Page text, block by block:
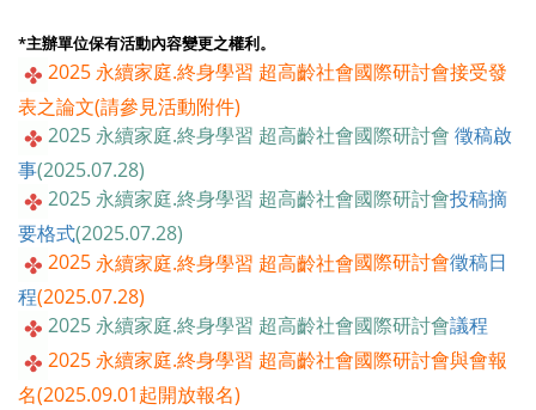
*主辦單位保有活動內容變更之權利。
2025 永續家庭.終身學習 超高齡社會國際研討會接受發
表之論文(請參見活動附件)
2025 永續家庭.終身學習 超高齡社會國際研討會 徵稿啟
事(2025.07.28)
2025 永續家庭.終身學習 超高齡社會國際研討會投稿摘
要格式(2025.07.28)
2025 永續家庭.終身學習 超高齡社會國際研討會徵稿日
程(2025.07.28)
2025 永續家庭.終身學習 超高齡社會國際研討會議程
2025 永續家庭.終身學習 超高齡社會國際研討會與會報
名(2025.09.01起開放報名)